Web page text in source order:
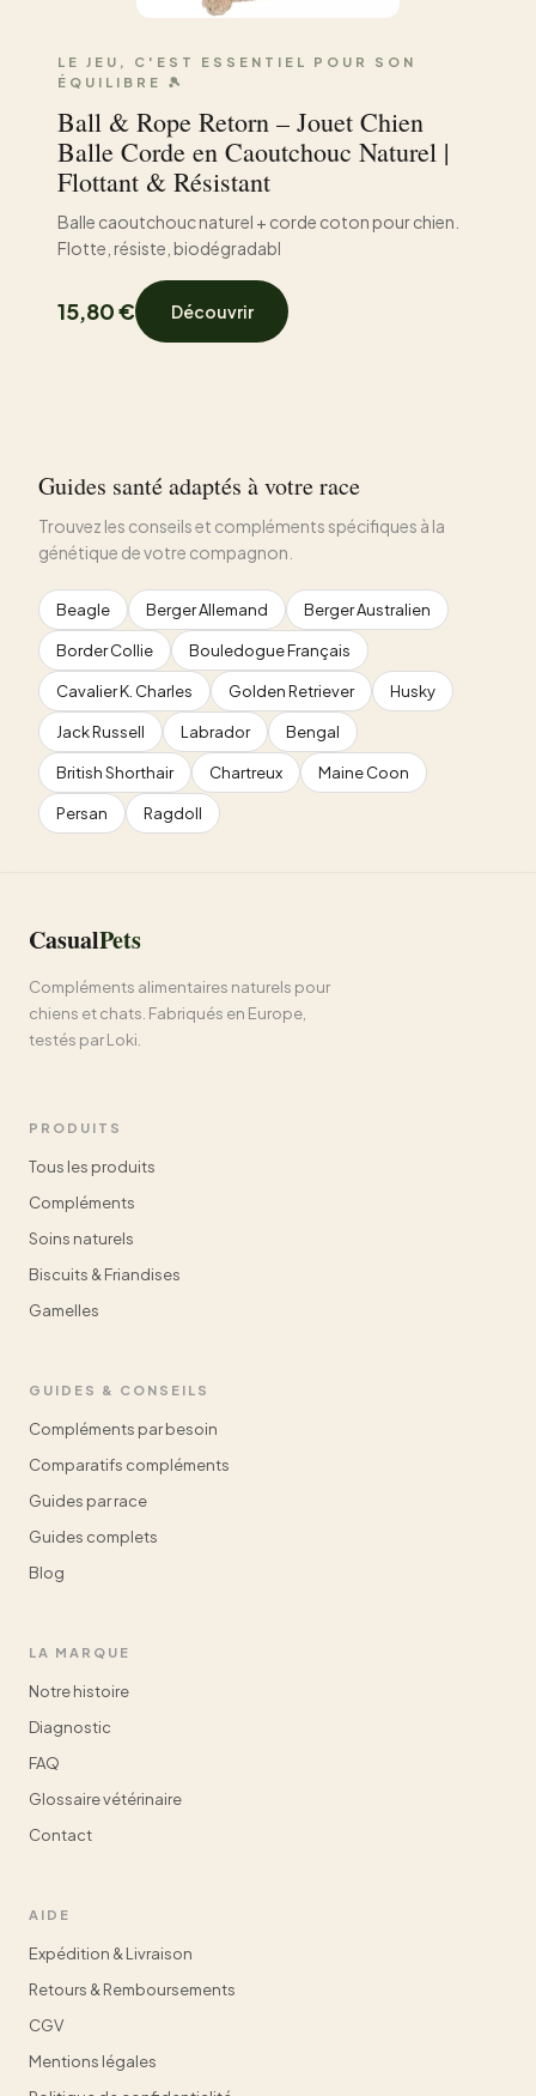
LE JEU, C'EST ESSENTIEL POUR SON
ÉQUILIBRE 🎾
Ball & Rope Retorn – Jouet Chien
Balle Corde en Caoutchouc Naturel |
Flottant & Résistant
Balle caoutchouc naturel + corde coton pour chien.
Flotte, résiste, biodégradabl
15,80 € Découvrir
Guides santé adaptés à votre race
Trouvez les conseils et compléments spécifiques à la
génétique de votre compagnon.
Beagle Berger Allemand Berger Australien
Border Collie Bouledogue Français
Cavalier K. Charles Golden Retriever Husky
Jack Russell Labrador Bengal
British Shorthair Chartreux Maine Coon
Persan Ragdoll
CasualPets
Compléments alimentaires naturels pour
chiens et chats. Fabriqués en Europe,
testés par Loki.
PRODUITS
Tous les produits
Compléments
Soins naturels
Biscuits & Friandises
Gamelles
GUIDES & CONSEILS
Compléments par besoin
Comparatifs compléments
Guides par race
Guides complets
Blog
LA MARQUE
Notre histoire
Diagnostic
FAQ
Glossaire vétérinaire
Contact
AIDE
Expédition & Livraison
Retours & Remboursements
CGV
Mentions légales